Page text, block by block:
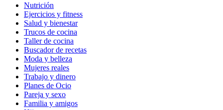
Nutrición
Ejercicios y fitness
Salud y bienestar
Trucos de cocina
Taller de cocina
Buscador de recetas
Moda y belleza
Mujeres reales
Trabajo y dinero
Planes de Ocio
Pareja y sexo
Familia y amigos